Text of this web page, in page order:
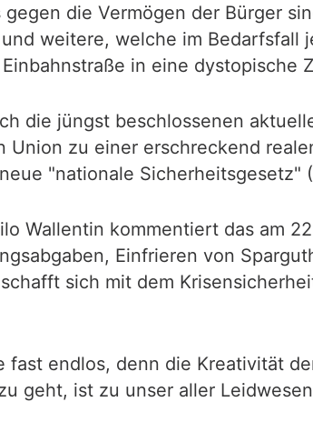
die Vermögen der Bürger
weitere, welche im
in eine dystopische
die jüngst beschlossenen
Union zu einer erschreckend
"nationale Sicherheitsgesetz"
Wallentin kommentiert das am
Einfrieren von
sich mit dem
fast endlos, denn die Kreativität
geht, ist zu unser aller